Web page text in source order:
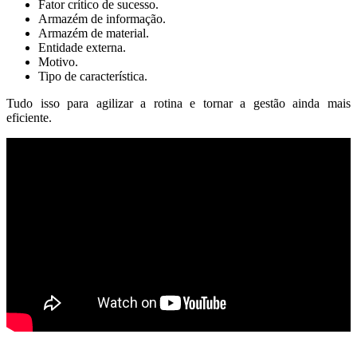
Fator crítico de sucesso.
Armazém de informação.
Armazém de material.
Entidade externa.
Motivo.
Tipo de característica.
Tudo isso para agilizar a rotina e tornar a gestão ainda mais
eficiente.